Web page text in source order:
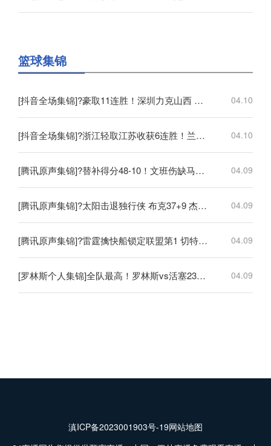
篮球集锦
[抖音全场集锦]?豪取11连胜！深圳力克山西 王浩然33+5 马凯尔·约翰逊伤退 04.10
[抖音全场集锦]?浙江轻取江苏收获6连胜！兰道夫17分 亨特19+12+8 庞峥麟18+5 04.10
[腾讯原声集锦]?替补得分48-10！文班伤缺马刺轻取开拓者 福克斯25+5+7 04.09
[腾讯原声集锦]?太阳击退独行侠 布克37+9 杰伦·格林伤退 弗拉格19中4 04.09
[腾讯原声集锦]?雷霆擒快船锁定联盟第1 切特30+14 SGA20+11 小卡连续56场20+ 04.09
[罗林斯个人集锦]全队最高！罗林斯vs活塞23分6助！集锦 04.09
滇ICP备2023001903号-19网站地图